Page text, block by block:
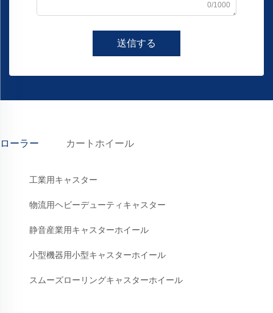
0/1000
送信する
ローラー カートホイール
工業用キャスター
物流用ヘビーデューティキャスター
静音産業用キャスターホイール
小型機器用小型キャスターホイール
スムーズローリングキャスターホイール